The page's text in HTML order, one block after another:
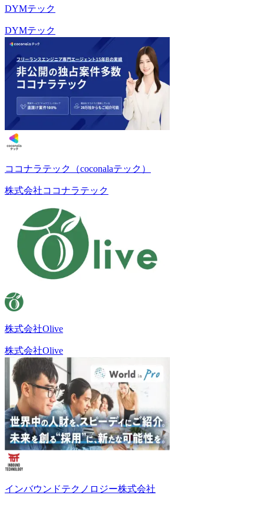
DYMテック
DYMテック
ココナラテック（coconalaテック）
株式会社ココナラテック
株式会社Olive
株式会社Olive
インバウンドテクノロジー株式会社